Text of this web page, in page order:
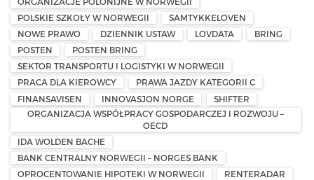
POLSKIE SZKOŁY W NORWEGII
SAMTYKKELOVEN
NOWE PRAWO
DZIENNIK USTAW LOVDATA
BRING
POSTEN
POSTEN BRING
SEKTOR TRANSPORTU I LOGISTYKI W NORWEGII
PRACA DLA KIEROWCY
PRAWA JAZDY KATEGORII C
FINANSAVISEN
INNOVASJON NORGE
SHIFTER
ORGANIZACJA WSPÓŁPRACY GOSPODARCZEJ I ROZWOJU –
OECD
IDA WOLDEN BACHE
BANK CENTRALNY NORWEGII – NORGES BANK
OPROCENTOWANIE HIPOTEKI W NORWEGII
RENTERADAR